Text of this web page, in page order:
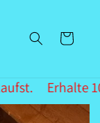
Warenkorb
Erhalte